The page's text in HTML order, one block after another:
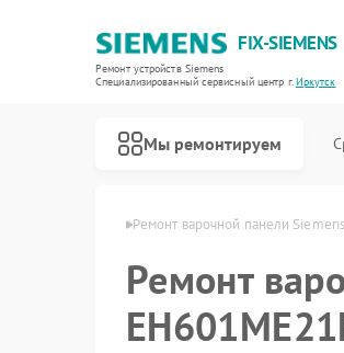
FIX-SIEMENS
Ремонт устройств Siemens
Специализированный cервисный центр г.Иркутск
Мы ремонтируем
Ремонт варочной панели
Ремонт